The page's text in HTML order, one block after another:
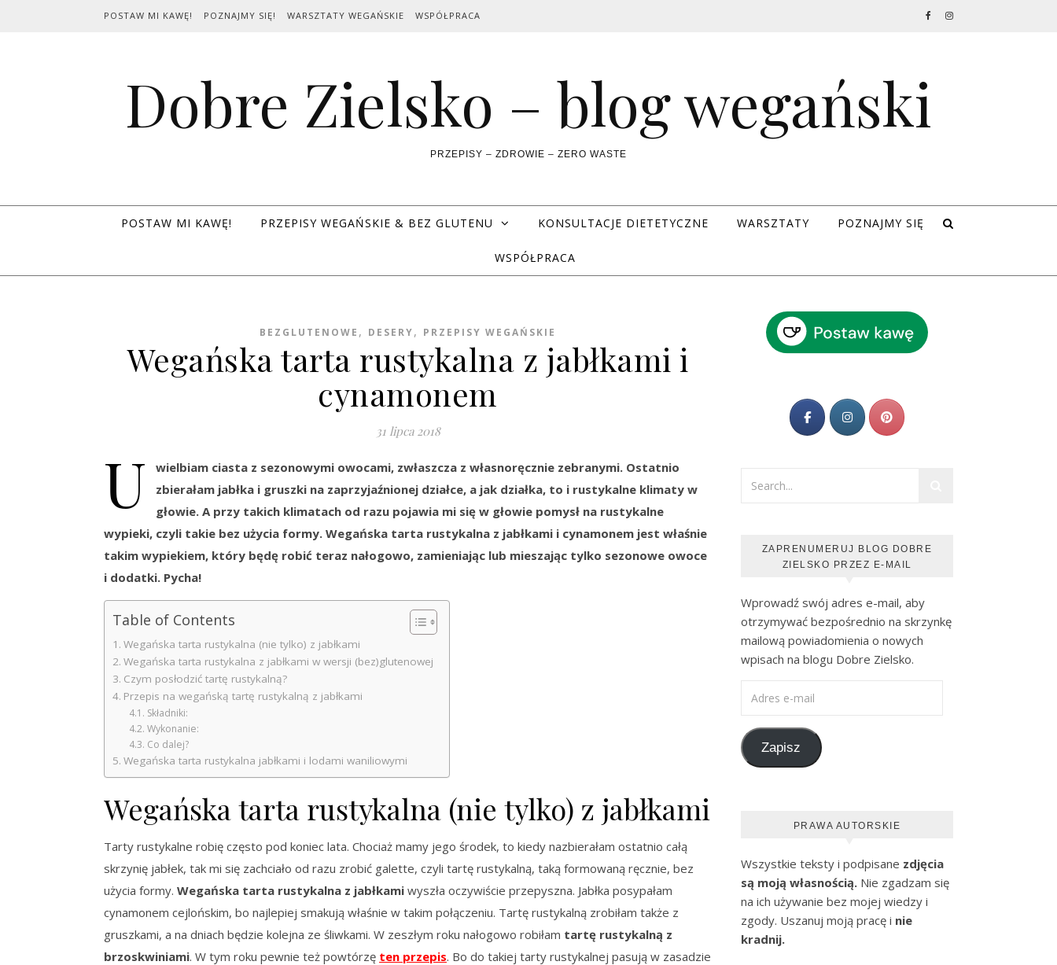
POSTAW MI KAWĘ! POZNAJMY SIĘ! WARSZTATY WEGAŃSKIE WSPÓŁPRACA
Dobre Zielsko – blog wegański
PRZEPISY – ZDROWIE – ZERO WASTE
POSTAW MI KAWĘ! PRZEPISY WEGAŃSKIE & BEZ GLUTENU KONSULTACJE DIETETYCZNE WARSZTATY POZNAJMY SIĘ
WSPÓŁPRACA
BEZGLUTENOWE , DESERY, PRZEPISY WEGAŃSKIE
Wegańska tarta rustykalna z jabłkami i
cynamonem
31 lipca 2018
U
wielbiam ciasta z sezonowymi owocami, zwłaszcza z własnoręcznie zebranymi. Ostatnio
zbierałam jabłka i gruszki na zaprzyjaźnionej działce, a jak działka, to i rustykalne klimaty w
głowie. A przy takich klimatach od razu pojawia mi się w głowie pomysł na rustykalne
wypieki, czyli takie bez użycia formy. Wegańska tarta rustykalna z jabłkami i cynamonem jest właśnie
takim wypiekiem, który będę robić teraz nałogowo, zamieniając lub mieszając tylko sezonowe owoce
i dodatki. Pycha!
Table of Contents
Wegańska tarta rustykalna (nie tylko) z jabłkami
Wegańska tarta rustykalna z jabłkami w wersji (bez)glutenowej
Czym posłodzić tartę rustykalną?
Przepis na wegańską tartę rustykalną z jabłkami
Składniki:
Wykonanie:
Co dalej?
Wegańska tarta rustykalna jabłkami i lodami waniliowymi
Wegańska tarta rustykalna (nie tylko) z jabłkami
Tarty rustykalne robię często pod koniec lata. Chociaż mamy jego środek, to kiedy nazbierałam ostatnio całą
skrzynię jabłek, tak mi się zachciało od razu zrobić galette, czyli tartę rustykalną, taką formowaną ręcznie, bez
użycia formy. Wegańska tarta rustykalna z jabłkami wyszła oczywiście przepyszna. Jabłka posypałam
cynamonem cejlońskim, bo najlepiej smakują właśnie w takim połączeniu. Tartę rustykalną zrobiłam także z
gruszkami, a na dniach będzie kolejna ze śliwkami. W zeszłym roku nałogowo robiłam tartę rustykalną z
brzoskwiniami. W tym roku pewnie też powtórzę ten przepis. Bo do takiej tarty rustykalnej pasują w zasadzie
ZAPRENUMERUJ BLOG DOBRE
ZIELSKO PRZEZ E-MAIL
Wprowadź swój adres e-mail, aby
otrzymywać bezpośrednio na skrzynkę
mailową powiadomienia o nowych
wpisach na blogu Dobre Zielsko.
Zapisz
PRAWA AUTORSKIE
Wszystkie teksty i podpisane zdjęcia
są moją własnością. Nie zgadzam się
na ich używanie bez mojej wiedzy i
zgody. Uszanuj moją pracę i nie
kradnij.